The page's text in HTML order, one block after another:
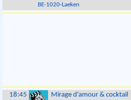
BE-1020-Laeken
18:45 Mirage d'amour & cocktail